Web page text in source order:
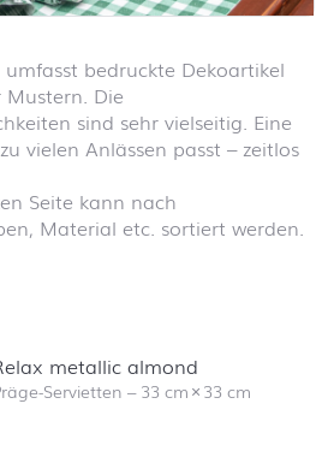
bedruckte Dekoartikel
Die
sind sehr vielseitig. Eine
vielen Anlässen passt – zeitlos
Seite kann nach
Material etc. sortiert werden.
und zum Filter springen
metallic almond
Servietten –33 cm×33 cm